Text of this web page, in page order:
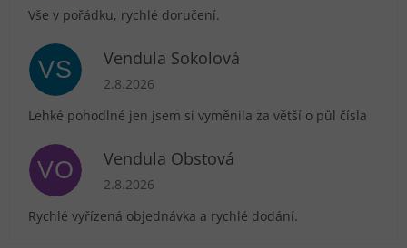
Vše v pořádku, rychlé doručení.
VS Vendula Sokolová
Hodnocení obchodu je 5 z 5 hvězdiček.
2.8.2026
Lehké pohodlné jen jsem si vyměnila za větší o půl čísla
VO Vendula Obstová
Hodnocení obchodu je 5 z 5 hvězdiček.
2.8.2026
Rychlé vyřízená objednávka a rychlé dodání.